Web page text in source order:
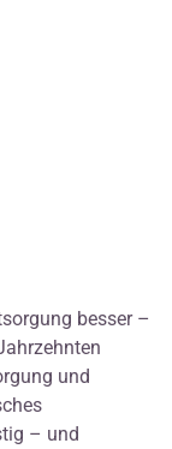
besser –
und
– und